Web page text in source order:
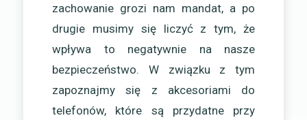
zachowanie grozi nam mandat, a po
drugie musimy się liczyć z tym, że
wpływa to negatywnie na nasze
bezpieczeństwo. W związku z tym
zapoznajmy się z akcesoriami do
telefonów, które są przydatne przy